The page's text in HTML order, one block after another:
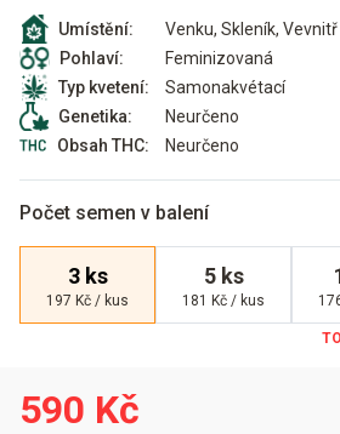
Umístění:
Venku, Skleník, Vevnitř
Pohlaví:
Feminizovaná
Typ kvetení:
Samonakvétací
Genetika:
Neurčeno
Obsah THC:
Neurčeno
Počet semen v balení
3 ks
197 Kč / kus
5 ks
181 Kč / kus
590 Kč